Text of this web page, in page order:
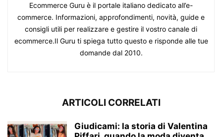
Ecommerce Guru è il portale italiano dedicato all’e-
commerce. Informazioni, approfondimenti, novità, guide e
consigli utili per realizzare e gestire il vostro canale di
ecommerce.Il Guru ti spiega tutto questo e risponde alle tue
domande dal 2010.
ARTICOLI CORRELATI
Giudicami: la storia di Valentina